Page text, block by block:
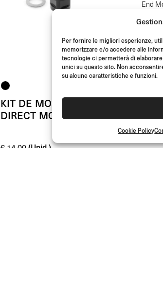
Per fornire le migliori esperienze,
memorizzare e/o accedere alle
tecnologie ci permetterà di
unici su questo sito. Non
su alcune caratteristiche e funzioni.
Cookie Policy
KIT DE MONTAJE
DIRECT MOUNT
€ 14.00 (Unid.)
End